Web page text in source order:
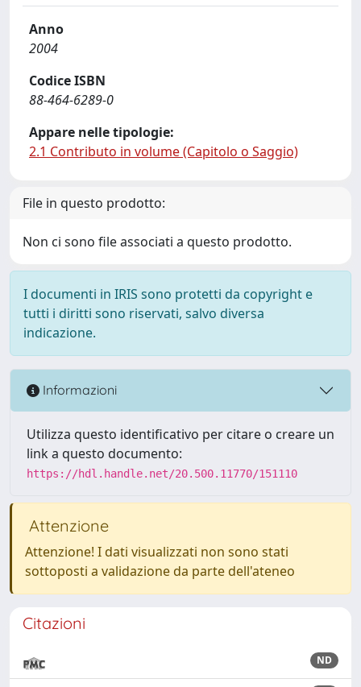
Anno
2004
Codice ISBN
88-464-6289-0
Appare nelle tipologie:
2.1 Contributo in volume (Capitolo o Saggio)
File in questo prodotto:
Non ci sono file associati a questo prodotto.
I documenti in IRIS sono protetti da copyright e
tutti i diritti sono riservati, salvo diversa
indicazione.
Informazioni
Utilizza questo identificativo per citare o creare un
link a questo documento:
https://hdl.handle.net/20.500.11770/151110
Attenzione
Attenzione! I dati visualizzati non sono stati
sottoposti a validazione da parte dell'ateneo
Citazioni
ND